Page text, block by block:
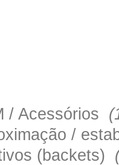
/ Acessórios
/
(backets)